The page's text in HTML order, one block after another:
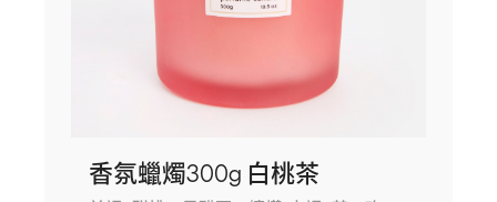
香氛蠟燭300g 白桃茶